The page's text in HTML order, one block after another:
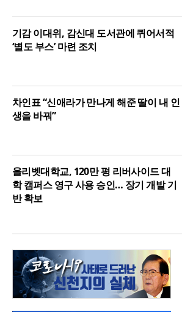
기감 이대위, 감신대 도서관에 퀴어서적
‘별도 부스’ 마련 조치
차인표 “신애라가 만나게 해준 딸이 내 인
생을 바꿔”
올리벳대학교, 120만 평 리버사이드 대
학 캠퍼스 영구 사용 승인… 장기 개발 기
반 확보